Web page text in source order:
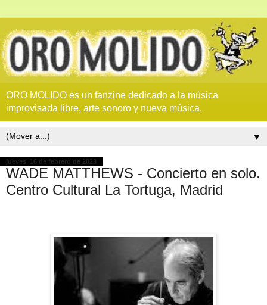
ORO MOLIDO es un fanzine dedicado a la música
improvisada libre, arte sonoro y nueva música.
▼
jueves, 16 de febrero de 2023
WADE MATTHEWS - Concierto en solo.
Centro Cultural La Tortuga, Madrid